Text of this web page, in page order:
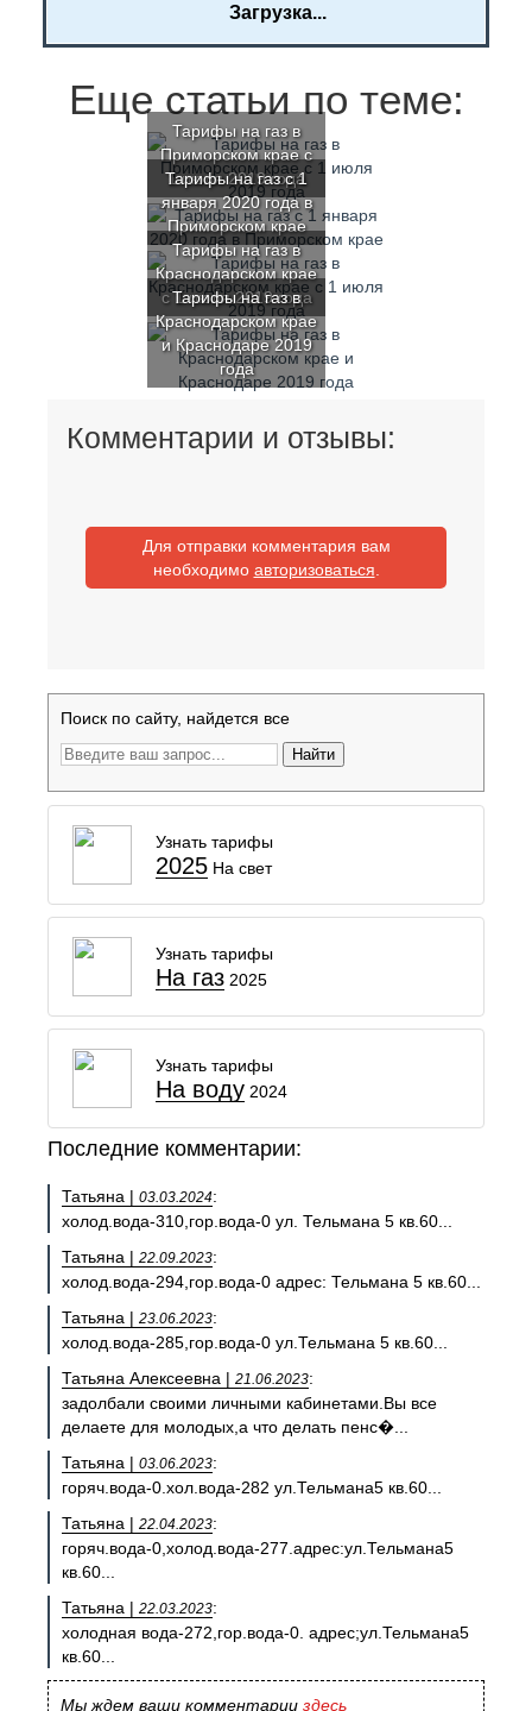
Загрузка...
Еще статьи по теме:
Тарифы на газ в
Приморском крае с
1 июля 2019 года
Тарифы на газ с 1
января 2020 года в
Приморском крае
Тарифы на газ в
Краснодарском крае
с 1 июля 2019 года
Тарифы на газ в
Краснодарском крае
и Краснодаре 2019
года
Комментарии и отзывы:
Для отправки комментария вам
необходимо авторизоваться
Поиск по сайту, найдется все
Найти
Узнать тарифы
2025 На свет
Узнать тарифы
На газ 2025
Узнать тарифы
На воду 2024
Последние комментарии:
Татьяна | 03.03.2024:
холод.вода-310,гор.вода-0 ул. Тельмана 5 кв.60...
Татьяна | 22.09.2023:
холод.вода-294,гор.вода-0 адрес: Тельмана 5 кв.60...
Татьяна | 23.06.2023:
холод.вода-285,гор.вода-0 ул.Тельмана 5 кв.60...
Татьяна Алексеевна | 21.06.2023:
задолбали своими личными кабинетами.Вы все
делаете для молодых,а что делать пенс�...
Татьяна | 03.06.2023:
горяч.вода-0.хол.вода-282 ул.Тельмана5 кв.60...
Татьяна | 22.04.2023:
горяч.вода-0,холод.вода-277.адрес:ул.Тельмана5
кв.60...
Татьяна | 22.03.2023:
холодная вода-272,гор.вода-0. адрес;ул.Тельмана5
кв.60...
Мы ждем ваши комментарии здесь